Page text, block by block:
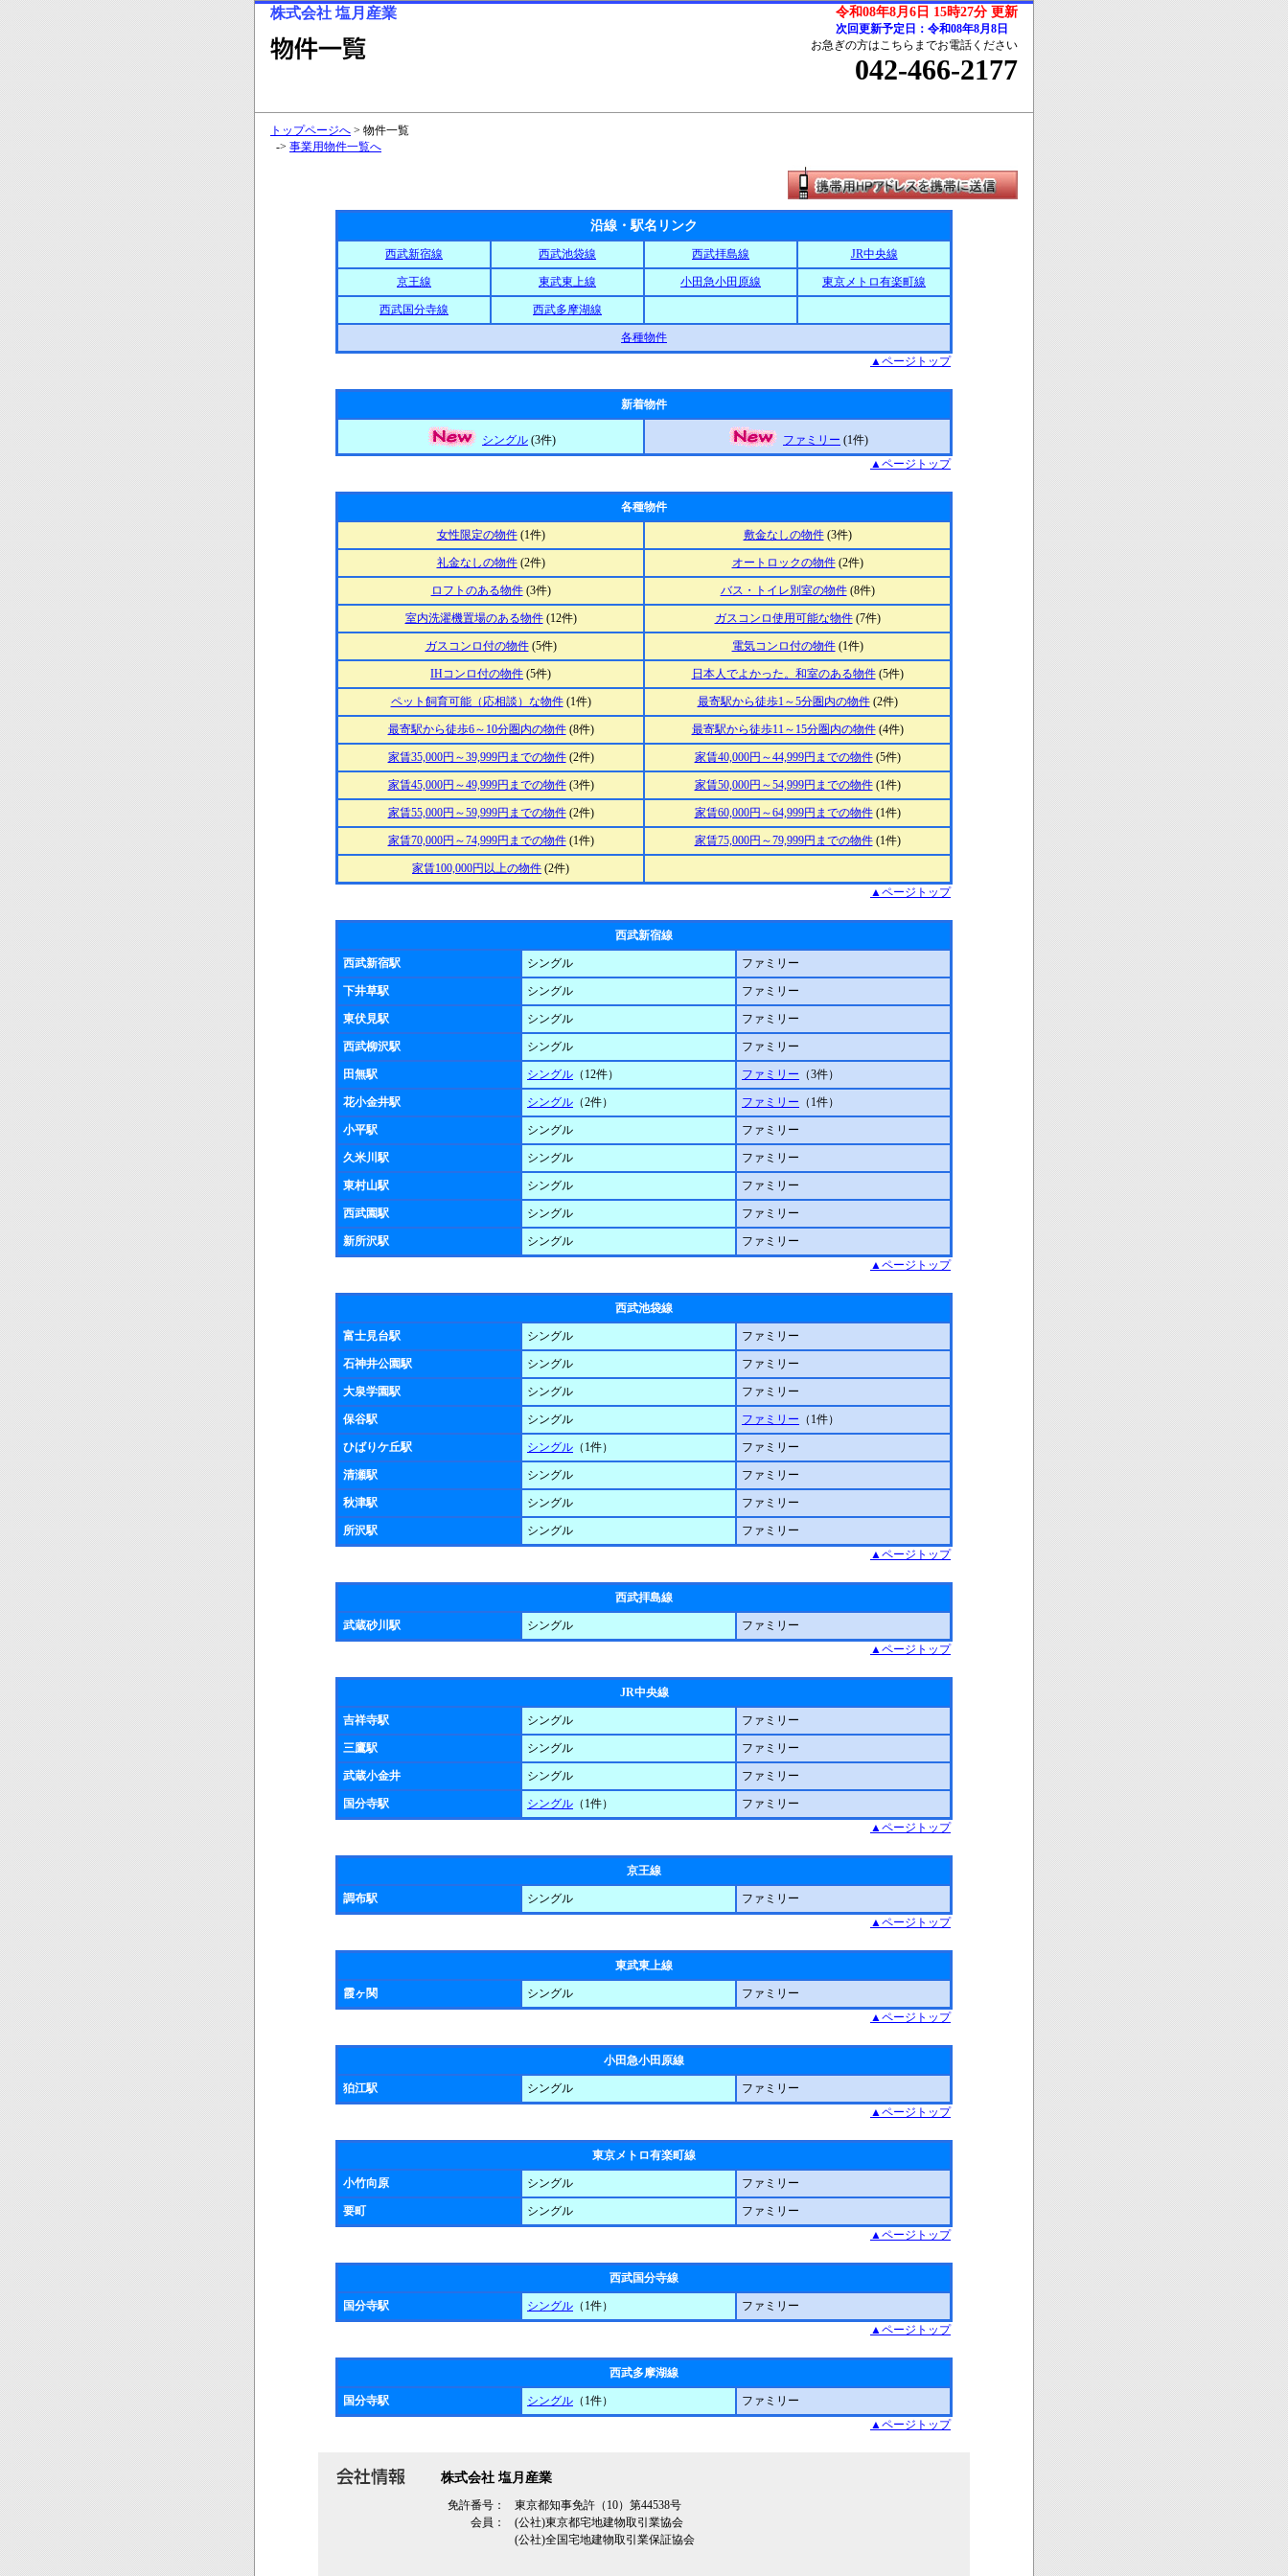
令和08年8月6日 15時27分 更新
次回更新予定日：令和08年8月8日
株式会社 塩月産業
お急ぎの方はこちらまでお電話ください
042-466-2177
トップページへ > 物件一覧
-> 事業用物件一覧へ
沿線・駅名リンク
西武新宿線 西武池袋線 西武拝島線 JR中央線
京王線 東武東上線 小田急小田原線 東京メトロ有楽町線
西武国分寺線 西武多摩湖線
各種物件
▲ページトップ
新着物件
シングル (3件) ファミリー (1件)
▲ページトップ
各種物件
女性限定の物件(1件) 敷金なしの物件(3件)
礼金なしの物件(2件) オートロックの物件(2件)
ロフトのある物件(3件) バス・トイレ別室の物件(8件)
室内洗濯機置場のある物件(12件) ガスコンロ使用可能な物件(7件)
ガスコンロ付の物件(5件) 電気コンロ付の物件(1件)
IHコンロ付の物件 (5件) 日本人でよかった。和室のある物件(5件)
ペット飼育可能（応相談）な物件(1件) 最寄駅から徒歩1～5分圏内の物件(2件)
最寄駅から徒歩6～10分圏内の物件(8件) 最寄駅から徒歩11～15分圏内の物件(4件)
家賃35,000円～39,999円までの物件(2件) 家賃40,000円～44,999円までの物件(5件)
家賃45,000円～49,999円までの物件(3件) 家賃50,000円～54,999円までの物件(1件)
家賃55,000円～59,999円までの物件(2件) 家賃60,000円～64,999円までの物件(1件)
家賃70,000円～74,999円までの物件(1件) 家賃75,000円～79,999円までの物件(1件)
家賃100,000円以上の物件 (2件)
▲ページトップ
西武新宿線
西武新宿駅 シングル ファミリー
下井草駅 シングル ファミリー
東伏見駅 シングル ファミリー
西武柳沢駅 シングル ファミリー
田無駅 シングル （12件） ファミリー （3件）
花小金井駅 シングル （2件） ファミリー （1件）
小平駅 シングル ファミリー
久米川駅 シングル ファミリー
東村山駅 シングル ファミリー
西武園駅 シングル ファミリー
新所沢駅 シングル
ファミリー
▲ページトップ
西武池袋線
富士見台駅 シングル ファミリー
石神井公園駅 シングル ファミリー
大泉学園駅 シングル ファミリー
保谷駅 シングル ファミリー （1件）
ひばりケ丘駅 シングル （1件） ファミリー
清瀬駅 シングル ファミリー
秋津駅 シングル ファミリー
所沢駅 シングル
ファミリー
▲ページトップ
西武拝島線
武蔵砂川駅 シングル
ファミリー
▲ページトップ
JR中央線
吉祥寺駅 シングル ファミリー
三鷹駅 シングル ファミリー
武蔵小金井 シングル ファミリー
国分寺駅 シングル （1件）
ファミリー
▲ページトップ
京王線
調布駅 シングル
ファミリー
▲ページトップ
東武東上線
霞ヶ関 シングル
ファミリー
▲ページトップ
小田急小田原線
狛江駅 シングル
ファミリー
▲ページトップ
東京メトロ有楽町線
小竹向原 シングル ファミリー
要町 シングル
ファミリー
▲ページトップ
西武国分寺線
国分寺駅 シングル （1件）
ファミリー
▲ページトップ
西武多摩湖線
国分寺駅 シングル （1件）
ファミリー
▲ページトップ
株式会社 塩月産業
免許番号：
東京都知事免許（10）第44538号
会員：
(公社)東京都宅地建物取引業協会
(公社)全国宅地建物取引業保証協会